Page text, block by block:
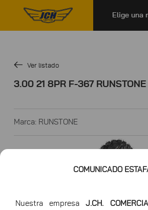
Elige una
COMUNICADO
Nuestra empresaJ.CH.
Ver listado
3.00 21 8PR F-367
Marca: RUNSTONE